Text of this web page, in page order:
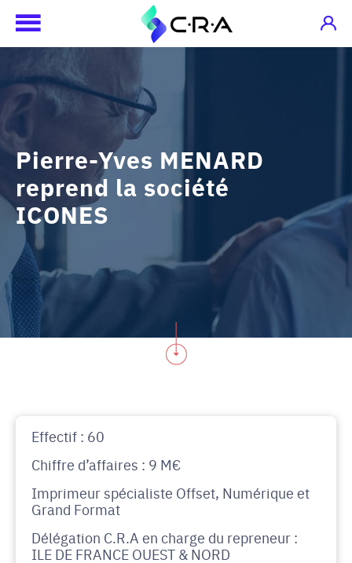
Pierre-Yves MENARD
reprend la société
ICONES
Effectif : 60
Chiffre d’affaires : 9 M€
Imprimeur spécialiste Offset, Numérique et
Grand Format
Délégation C.R.A en charge du repreneur :
ILE DE FRANCE OUEST & NORD